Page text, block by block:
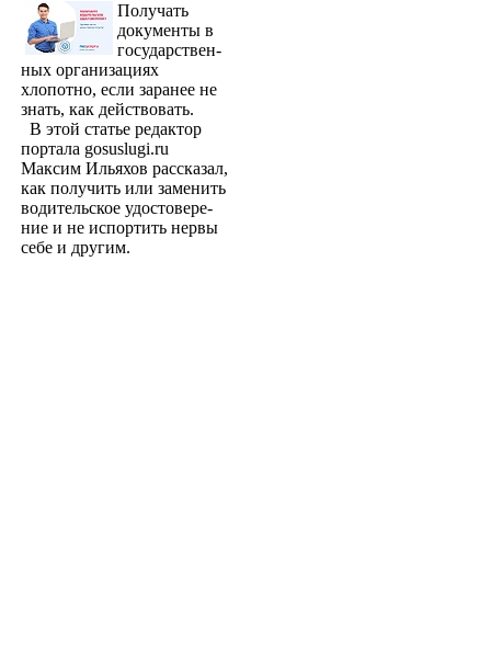
Получать
доку­менты в
государствен­
ных организациях
хлопотно, если заранее не
знать, как действовать.
В этой статье редактор
портала gosuslugi.ru
Максим Ильяхов рассказал,
как получить или заменить
водительское удостовере­
ние и не испортить нервы
себе и другим.